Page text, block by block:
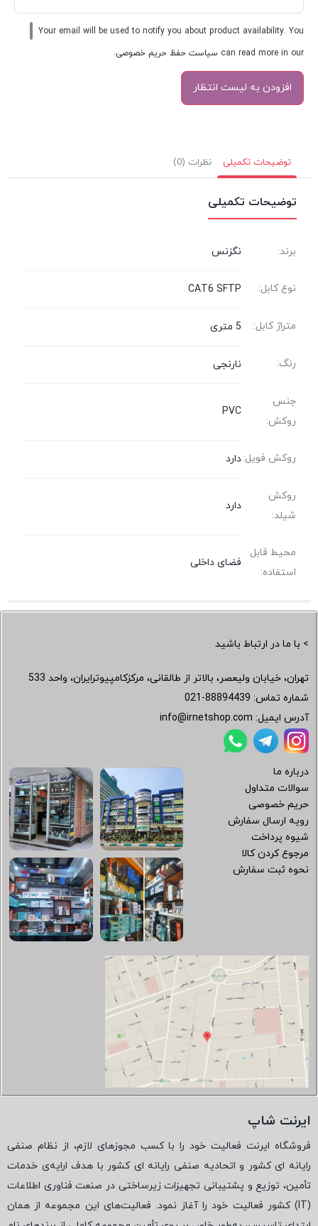
Your email will be used to notify you about product availability. You
can read more in our سیاست حفظ حریم خصوصی.
توضیحات تکمیلی نظرات (0)
توضیحات تکمیلی
برند: نگزنس
نوع کابل: CAT6 SFTP
متراژ کابل: 5 متری
رنگ: نارنجی
جنس
روکش:
PVC
روکش فویل:دارد
روکش
شیلد:
دارد
محیط قابل
استفاده:
فضای داخلی
> با ما در ارتباط باشید
تهران، خیابان ولیعصر، بالاتر از طالقانی، مرکزکامپیوترایران، واحد 533
شماره تماس: 021-88894439
آدرس ایمیل: info@irnetshop.com
درباره ما
سوالات متداول
حریم خصوصی
رویه ارسال سفارش
شیوه پرداخت
مرجوع کردن کالا
نحوه ثبت سفارش
ایرنت شاپ
فروشگاه ایرنت فعالیت خود را با کسب مجوزهای لازم، از نظام صنفی
رایانه ای کشور و اتحادیه صنفی رایانه ای کشور با هدف ارایه‌ی خدمات
تأمین، توزیع و پشتیبانی تجهیزات زیرساختی در صنعت فناوری اطلاعات
(
IT) کشور فعالیت خود را آغاز نمود. فعالیت‌های این مجموعه از همان